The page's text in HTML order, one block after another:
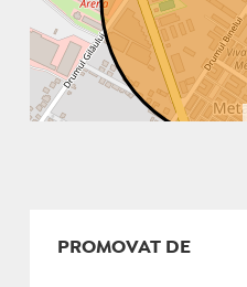
PROMOVAT DE